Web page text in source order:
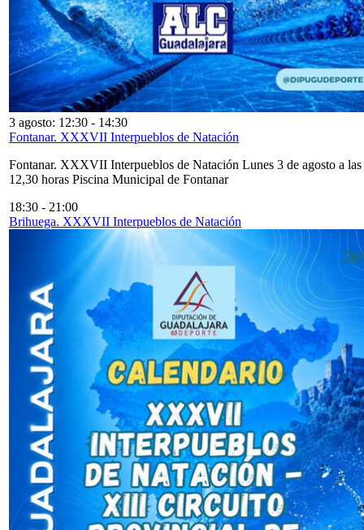
3 agosto: 12:30 - 14:30
Fontanar. XXXVII Interpueblos de Natación
Fontanar. XXXVII Interpueblos de Natación Lunes 3 de agosto a las
12,30 horas Piscina Municipal de Fontanar
18:30 - 21:00
Brihuega. XXXVII Interpueblos de Natación